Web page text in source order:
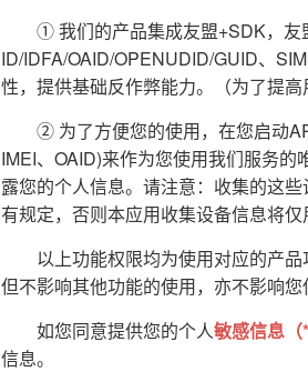
① 我们的产品集成友盟+SDK，友
ID/IDFA/OAID/OPENUDID/GUID、
性，提供基础反作弊能力。（为了提
② 为了方便您的使用，在您启动
IMEI、OAID)来作为您使用我们服务
露您的个人信息。请注意：收集的这
有规定，否则本应用收集设备信息将仅
以上功能权限均为使用对应的产
但不影响其他功能的使用，亦不影响您
如您同意提供您的个人敏感信息（*
信息。